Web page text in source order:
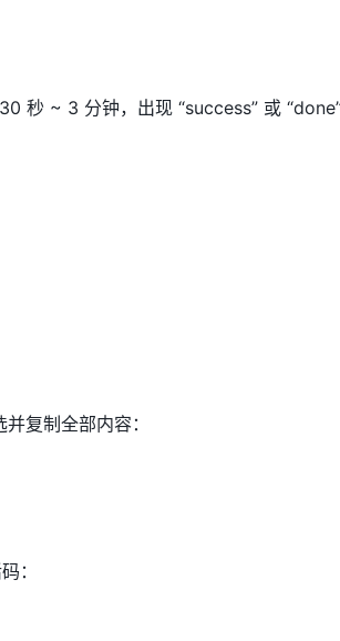
秒 ~ 3 分钟，出现 “success” 或
并复制全部内容：
：